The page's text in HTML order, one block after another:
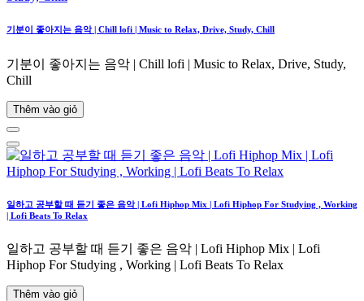
기분이 좋아지는 음악 | Chill lofi | Music to Relax, Drive, Study, Chill
기분이 좋아지는 음악 | Chill lofi | Music to Relax, Drive, Study,
Chill
Thêm vào giỏ
일하고 공부할 때 듣기 좋은 음악 | Lofi Hiphop Mix | Lofi Hiphop For Studying , Working
| Lofi Beats To Relax
일하고 공부할 때 듣기 좋은 음악 | Lofi Hiphop Mix | Lofi
Hiphop For Studying , Working | Lofi Beats To Relax
Thêm vào giỏ